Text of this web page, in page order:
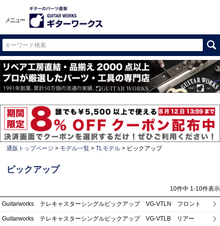
メニュー
通販トップページ モデル一覧 TLモデル ピックアップ
ピックアップ
10件中 1-10件表示
Guitarworks テレキャスターシングルピックアップ VG-VTLN フロント
Guitarworks テレキャスターシングルピックアップ VG-VTLB リアー